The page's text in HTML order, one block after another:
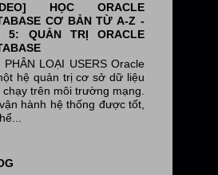
HỌC ORACLE
CƠ BẢN TỪ A-Z -
5: QUẢN TRỊ ORACLE
PHÂN LOẠI USERS Oracle
hệ quản trị cơ sở dữ liệu
chạy trên môi trường mạng.
hành hệ thống được tốt,